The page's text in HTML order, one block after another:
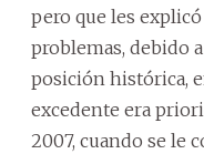
pero que les
problemas, debido
posición histórica,
excedente era
2007, cuando se le